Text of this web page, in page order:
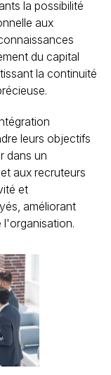
la possibilité
aux
du capital
la continuité
leurs objectifs
dans un
aux recruteurs
et
améliorant
l'organisation.